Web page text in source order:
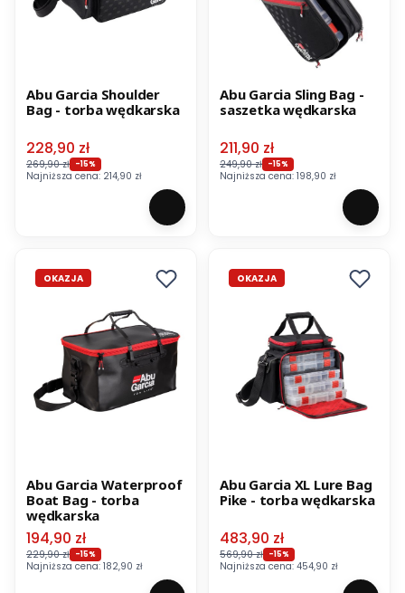
Abu Garcia Shoulder
Bag - torba wędkarska
Cena promocyjna
228,90 zł
269,90 zł -15%
Najniższa cena: 214,90 zł
Abu Garcia Sling Bag -
saszetka wędkarska
Cena promocyjna
211,90 zł
249,90 zł -15%
Najniższa cena: 198,90 zł
OKAZJA
Abu Garcia Waterproof
Boat Bag - torba
wędkarska
Cena promocyjna
194,90 zł
229,90 zł -15%
Najniższa cena: 182,90 zł
OKAZJA
Abu Garcia XL Lure Bag
Pike - torba wędkarska
Cena promocyjna
483,90 zł
569,90 zł -15%
Najniższa cena: 454,90 zł